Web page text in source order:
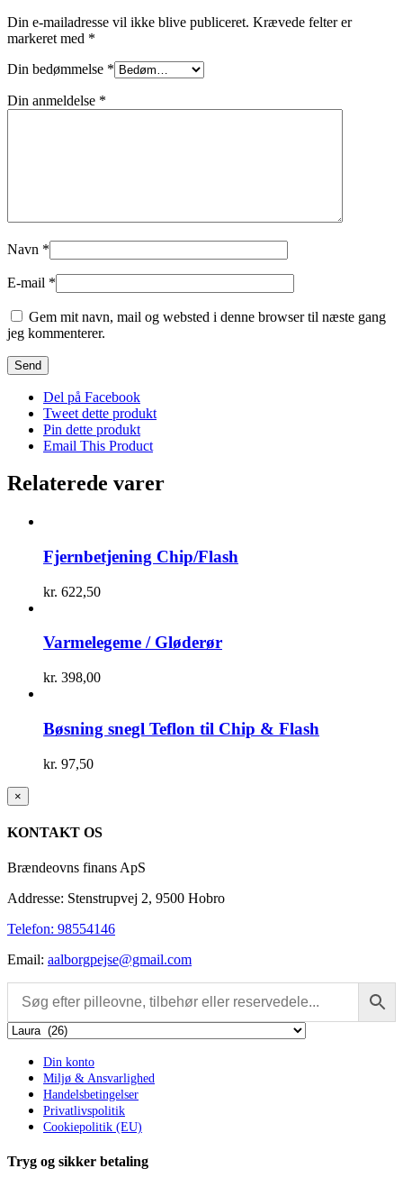
Din e-mailadresse vil ikke blive publiceret. Krævede felter er
markeret med *
Din bedømmelse *
Din anmeldelse *
Navn *
E-mail *
Gem mit navn, mail og websted i denne browser til næste gang
jeg kommenterer.
Del på Facebook
Tweet dette produkt
Pin dette produkt
Email This Product
Relaterede varer
Fjernbetjening Chip/Flash
kr. 622,50
Varmelegeme / Gløderør
kr. 398,00
Bøsning snegl Teflon til Chip & Flash
kr. 97,50
Close
product
view
×
KONTAKT OS
Brændeovns finans ApS
Addresse: Stenstrupvej 2, 9500 Hobro
Telefon: 98554146
Email: aalborgpejse@gmail.com
Din konto
Miljø & Ansvarlighed
Handelsbetingelser
Privatlivspolitik
Cookiepolitik (EU)
Tryg og sikker betaling